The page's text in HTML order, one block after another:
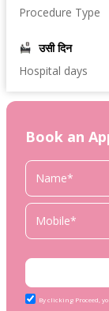
Procedure Type
उसी दिन
Hospital days
Book an
By clicking Proceed,